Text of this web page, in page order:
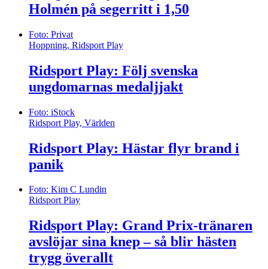
Holmén på segerritt i 1,50
Foto: Privat
Hoppning, Ridsport Play
Ridsport Play: Följ svenska
ungdomarnas medaljjakt
Foto: iStock
Ridsport Play, Världen
Ridsport Play: Hästar flyr brand i
panik
Foto: Kim C Lundin
Ridsport Play
Ridsport Play: Grand Prix-tränaren
avslöjar sina knep – så blir hästen
trygg överallt